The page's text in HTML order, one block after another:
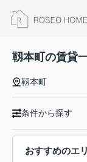
靱本町の賃貸
靱本町
条件から探す
おすすめのエ